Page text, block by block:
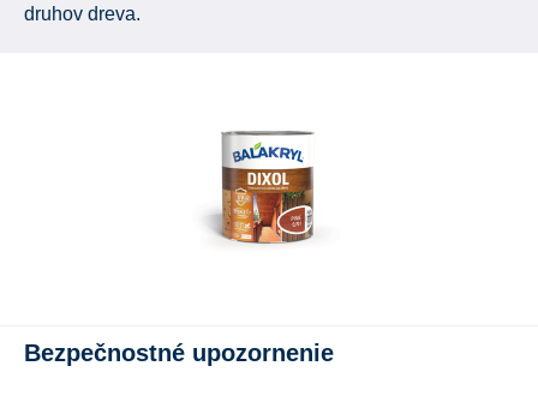
druhov dreva.
Bezpečnostné upozornenie